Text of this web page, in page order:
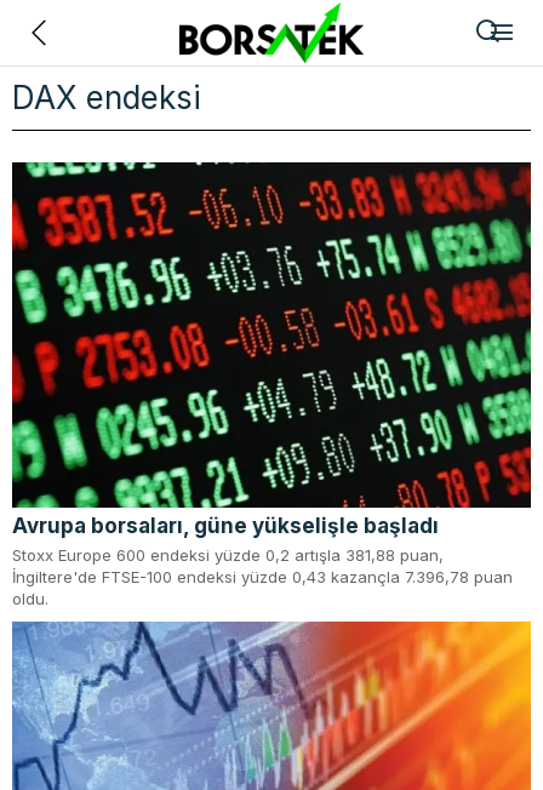
DAX endeksi
Avrupa borsaları, güne yükselişle başladı
Stoxx Europe 600 endeksi yüzde 0,2 artışla 381,88 puan,
İngiltere'de FTSE-100 endeksi yüzde 0,43 kazançla 7.396,78 puan
oldu.